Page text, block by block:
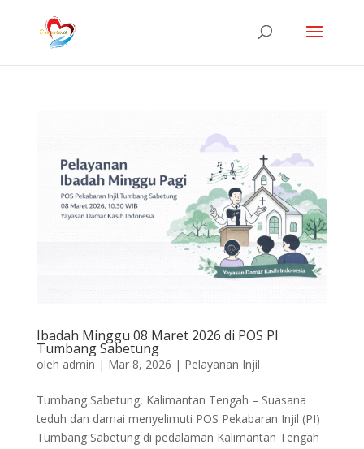
Ibadah Minggu 08 Maret 2026 di POS PI
Tumbang Sabetung
oleh admin | Mar 8, 2026 | Pelayanan Injil
Tumbang Sabetung, Kalimantan Tengah – Suasana
teduh dan damai menyelimuti POS Pekabaran Injil (PI)
Tumbang Sabetung di pedalaman Kalimantan Tengah